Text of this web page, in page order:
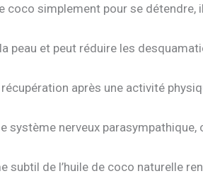
coco simplement pour se
peau et peut réduire les
après une activité
système nerveux
subtil de l’huile de coco naturelle